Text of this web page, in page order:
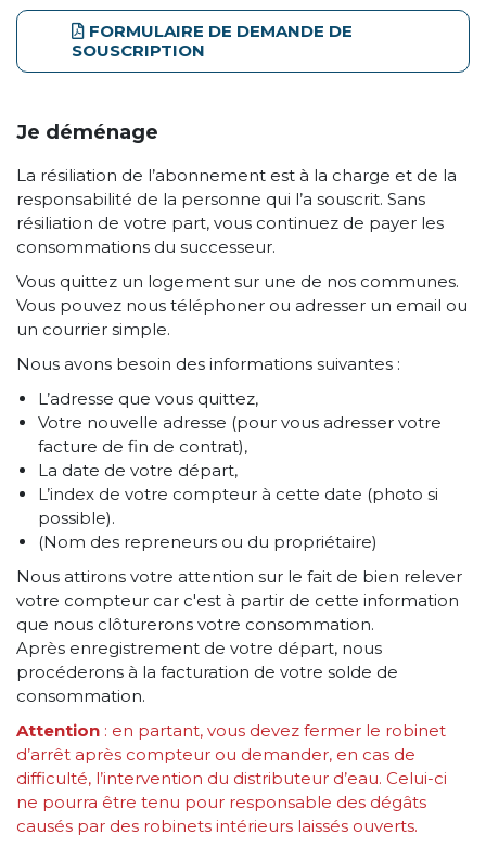
FORMULAIRE DE DEMANDE DE
SOUSCRIPTION
Je déménage
La résiliation de l’abonnement est à la charge et de la
responsabilité de la personne qui l’a souscrit. Sans
résiliation de votre part, vous continuez de payer les
consommations du successeur.
Vous quittez un logement sur une de nos communes.
Vous pouvez nous téléphoner ou adresser un email ou
un courrier simple.
Nous avons besoin des informations suivantes :
L’adresse que vous quittez,
Votre nouvelle adresse (pour vous adresser votre
facture de fin de contrat),
La date de votre départ,
L’index de votre compteur à cette date (photo si
possible).
(Nom des repreneurs ou du propriétaire)
Nous attirons votre attention sur le fait de bien relever
votre compteur car c'est à partir de cette information
que nous clôturerons votre consommation.
Après enregistrement de votre départ, nous
procéderons à la facturation de votre solde de
consommation.
Attention : en partant, vous devez fermer le robinet
d’arrêt après compteur ou demander, en cas de
difficulté, l’intervention du distributeur d’eau. Celui-ci
ne pourra être tenu pour responsable des dégâts
causés par des robinets intérieurs laissés ouverts.